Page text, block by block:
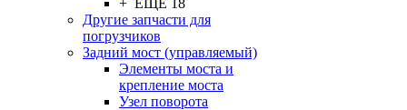
+ ЕЩЕ 18
Другие запчасти для
погрузчиков
Задний мост (управляемый)
Элементы моста и
крепление моста
Узел поворота